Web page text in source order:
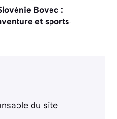
Bovec :
et sports
du site